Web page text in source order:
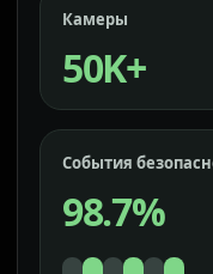
Камеры
50K+
События
98.7%